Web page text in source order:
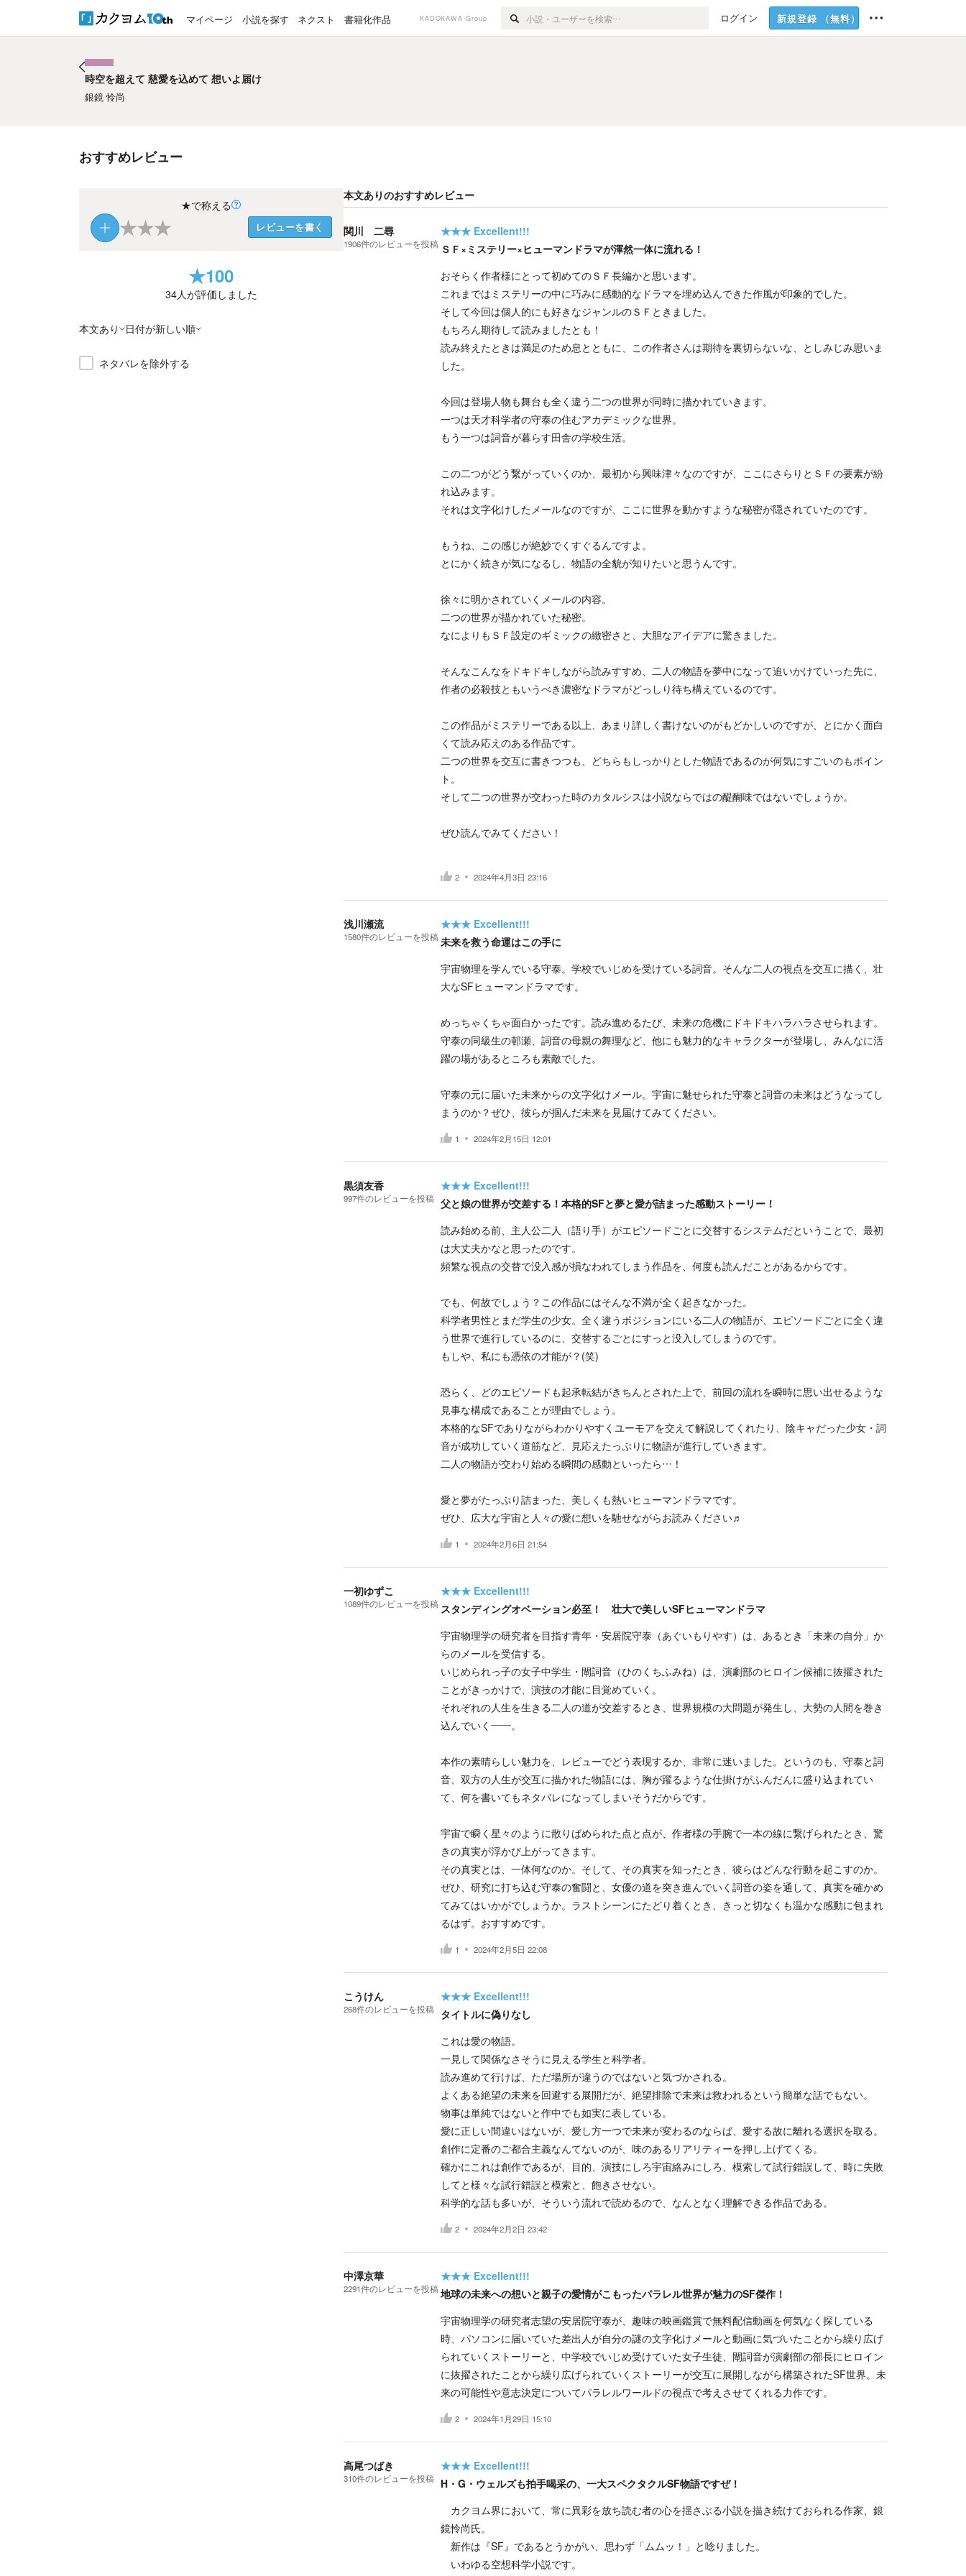
マイページ 小説を探す ネクスト 書籍化作品 KADOKAWA Group ログイン 新規登録 （無料）
時空を超えて 慈愛を込めて 想いよ届け
銀鏡 怜尚
おすすめレビュー
★で称える
★★★ レビューを書く
★100
34人が評価しました
本文あり 日付が新しい順
ネタバレを除外する
本文ありのおすすめレビュー
関川 二尋
1906件のレビューを投稿
★★★ Excellent!!!
ＳＦ×ミステリー×ヒューマンドラマが渾然一体に流れる！
おそらく作者様にとって初めてのＳＦ長編かと思います。
これまではミステリーの中に巧みに感動的なドラマを埋め込んできた作風が印象的でした。
そして今回は個人的にも好きなジャンルのＳＦときました。
もちろん期待して読みましたとも！
読み終えたときは満足のため息とともに、この作者さんは期待を裏切らないな、としみじみ思いま
した。
今回は登場人物も舞台も全く違う二つの世界が同時に描かれていきます。
一つは天才科学者の守泰の住むアカデミックな世界。
もう一つは詞音が暮らす田舎の学校生活。
この二つがどう繋がっていくのか、最初から興味津々なのですが、ここにさらりとＳＦの要素が紛
れ込みます。
それは文字化けしたメールなのですが、ここに世界を動かすような秘密が隠されていたのです。
もうね、この感じが絶妙でくすぐるんですよ。
とにかく続きが気になるし、物語の全貌が知りたいと思うんです。
徐々に明かされていくメールの内容。
二つの世界が描かれていた秘密。
なによりもＳＦ設定のギミックの緻密さと、大胆なアイデアに驚きました。
そんなこんなをドキドキしながら読みすすめ、二人の物語を夢中になって追いかけていった先に、
作者の必殺技ともいうべき濃密なドラマがどっしり待ち構えているのです。
この作品がミステリーである以上、あまり詳しく書けないのがもどかしいのですが、とにかく面白
くて読み応えのある作品です。
二つの世界を交互に書きつつも、どちらもしっかりとした物語であるのが何気にすごいのもポイン
ト。
そして二つの世界が交わった時のカタルシスは小説ならではの醍醐味ではないでしょうか。
ぜひ読んでみてください！
2 2024年4月3日 23:16
浅川瀬流
1580件のレビューを投稿
★★★ Excellent!!!
未来を救う命運はこの手に
宇宙物理を学んでいる守泰。学校でいじめを受けている詞音。そんな二人の視点を交互に描く、壮
大なSFヒューマンドラマです。
めっちゃくちゃ面白かったです。読み進めるたび、未来の危機にドキドキハラハラさせられます。
守泰の同級生の邨瀬、詞音の母親の舞理など、他にも魅力的なキャラクターが登場し、みんなに活
躍の場があるところも素敵でした。
守泰の元に届いた未来からの文字化けメール。宇宙に魅せられた守泰と詞音の未来はどうなってし
まうのか？ぜひ、彼らが掴んだ未来を見届けてみてください。
1 2024年2月15日 12:01
黒須友香
997件のレビューを投稿
★★★ Excellent!!!
父と娘の世界が交差する！本格的SFと夢と愛が詰まった感動ストーリー！
読み始める前、主人公二人（語り手）がエピソードごとに交替するシステムだということで、最初
は大丈夫かなと思ったのです。
頻繁な視点の交替で没入感が損なわれてしまう作品を、何度も読んだことがあるからです。
でも、何故でしょう？この作品にはそんな不満が全く起きなかった。
科学者男性とまだ学生の少女。全く違うポジションにいる二人の物語が、エピソードごとに全く違
う世界で進行しているのに、交替するごとにすっと没入してしまうのです。
もしや、私にも憑依の才能が？(笑)
恐らく、どのエピソードも起承転結がきちんとされた上で、前回の流れを瞬時に思い出せるような
見事な構成であることが理由でしょう。
本格的なSFでありながらわかりやすくユーモアを交えて解説してくれたり、陰キャだった少女・詞
音が成功していく道筋など、見応えたっぷりに物語が進行していきます。
二人の物語が交わり始める瞬間の感動といったら…！
愛と夢がたっぷり詰まった、美しくも熱いヒューマンドラマです。
ぜひ、広大な宇宙と人々の愛に想いを馳せながらお読みください♬
1 2024年2月6日 21:54
一初ゆずこ
1089件のレビューを投稿
★★★ Excellent!!!
スタンディングオベーション必至！ 壮大で美しいSFヒューマンドラマ
宇宙物理学の研究者を目指す青年・安居院守泰（あぐいもりやす）は、あるとき「未来の自分」か
らのメールを受信する。
いじめられっ子の女子中学生・閘詞音（ひのくちふみね）は、演劇部のヒロイン候補に抜擢された
ことがきっかけで、演技の才能に目覚めていく。
それぞれの人生を生きる二人の道が交差するとき、世界規模の大問題が発生し、大勢の人間を巻き
込んでいく――。
本作の素晴らしい魅力を、レビューでどう表現するか、非常に迷いました。というのも、守泰と詞
音、双方の人生が交互に描かれた物語には、胸が躍るような仕掛けがふんだんに盛り込まれてい
て、何を書いてもネタバレになってしまいそうだからです。
宇宙で瞬く星々のように散りばめられた点と点が、作者様の手腕で一本の線に繋げられたとき、驚
きの真実が浮かび上がってきます。
その真実とは、一体何なのか。そして、その真実を知ったとき、彼らはどんな行動を起こすのか。
ぜひ、研究に打ち込む守泰の奮闘と、女優の道を突き進んでいく詞音の姿を通して、真実を確かめ
てみてはいかがでしょうか。ラストシーンにたどり着くとき、きっと切なくも温かな感動に包まれ
るはず。おすすめです。
1 2024年2月5日 22:08
こうけん
268件のレビューを投稿
★★★ Excellent!!!
タイトルに偽りなし
これは愛の物語。
一見して関係なさそうに見える学生と科学者。
読み進めて行けば、ただ場所が違うのではないと気づかされる。
よくある絶望の未来を回避する展開だが、絶望排除で未来は救われるという簡単な話でもない。
物事は単純ではないと作中でも如実に表している。
愛に正しい間違いはないが、愛し方一つで未来が変わるのならば、愛する故に離れる選択を取る。
創作に定番のご都合主義なんてないのが、味のあるリアリティーを押し上げてくる。
確かにこれは創作であるが、目的、演技にしろ宇宙絡みにしろ、模索して試行錯誤して、時に失敗
してと様々な試行錯誤と模索と、飽きさせない。
科学的な話も多いが、そういう流れで読めるので、なんとなく理解できる作品である。
2 2024年2月2日 23:42
中澤京華
2291件のレビューを投稿
★★★ Excellent!!!
地球の未来への想いと親子の愛情がこもったパラレル世界が魅力のSF傑作！
宇宙物理学の研究者志望の安居院守泰が、趣味の映画鑑賞で無料配信動画を何気なく探している
時、パソコンに届いていた差出人が自分の謎の文字化けメールと動画に気づいたことから繰り広げ
られていくストーリーと、中学校でいじめ受けていた女子生徒、閘詞音が演劇部の部長にヒロイン
に抜擢されたことから繰り広げられていくストーリーが交互に展開しながら構築されたSF世界。未
来の可能性や意志決定についてパラレルワールドの視点で考えさせてくれる力作です。
2 2024年1月29日 15:10
高尾つばき
310件のレビューを投稿
★★★ Excellent!!!
H・G・ウェルズも拍手喝采の、一大スペクタクルSF物語ですぜ！
カクヨム界において、常に異彩を放ち読む者の心を揺さぶる小説を描き続けておられる作家、銀
鏡怜尚氏。
新作は『SF』であるとうかがい、思わず「ムムッ！」と唸りました。
いわゆる空想科学小説です。